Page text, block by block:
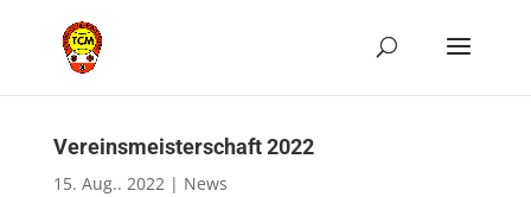
Vereinsmeisterschaft 2022
15. Aug.. 2022| News